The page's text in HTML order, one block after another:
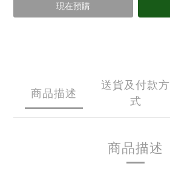
現在預購
商品描述
送貨及付款方
式
商品描述